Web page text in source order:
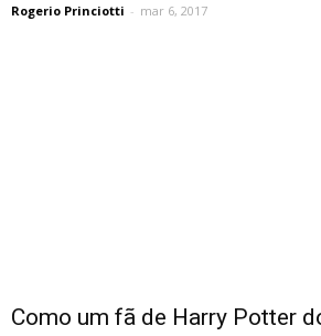
Rogerio Princiotti - mar 6, 2017
Como um fã de Harry Potter